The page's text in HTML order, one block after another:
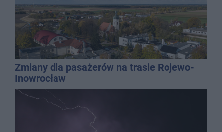
Zmiany dla pasażerów na trasie Rojewo-
Inowrocław